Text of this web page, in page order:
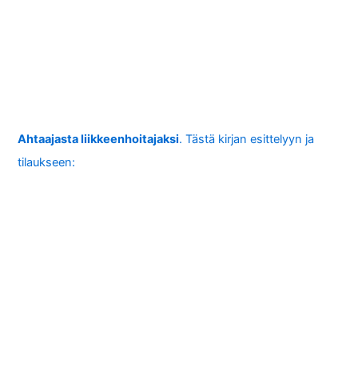
Ahtaajasta liikkeenhoitajaksi. Tästä kirjan esittelyyn ja
tilaukseen: